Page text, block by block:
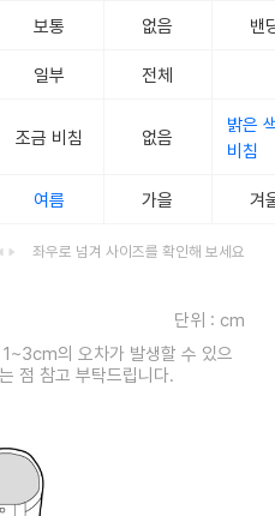
보통 없음 밴
일부 전체
조금 비침 없음
밝은
비침
여름 가을 겨
좌우로 넘겨 사이즈를 확인해 보세요
단위 : cm
의 오차가 발생할 수 있으
점 참고 부탁드립니다.